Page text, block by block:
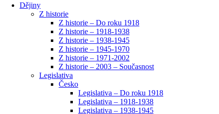
Dějiny
Z historie
Z historie – Do roku 1918
Z historie – 1918-1938
Z historie – 1938-1945
Z historie – 1945-1970
Z historie – 1971-2002
Z historie – 2003 – Současnost
Legislativa
Česko
Legislativa – Do roku 1918
Legislativa – 1918-1938
Legislativa – 1938-1945